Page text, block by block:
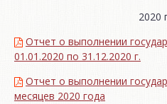
2020
Отчет о выполнении
01.01.2020 по 31.12.2020 г.
Отчет о выполнении
месяцев 2020 года